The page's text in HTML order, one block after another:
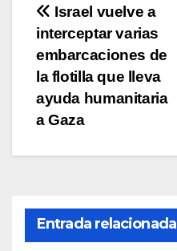
k
Navegación
de
entradas
Israel vuelve a
interceptar varias
embarcaciones de
la flotilla que lleva
ayuda humanitaria
a Gaza
Entrada relacionada